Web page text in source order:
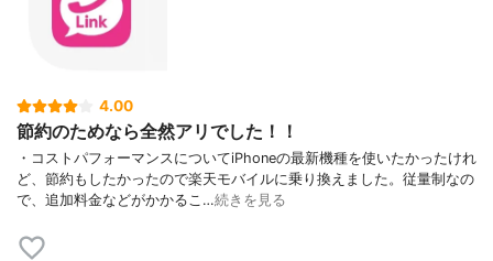
4.00
節約のためなら全然アリでした！！
・コストパフォーマンスについてiPhoneの最新機種を使いたかったけれ
ど、節約もしたかったので楽天モバイルに乗り換えました。従量制なの
で、追加料金などがかかるこ…続きを見る